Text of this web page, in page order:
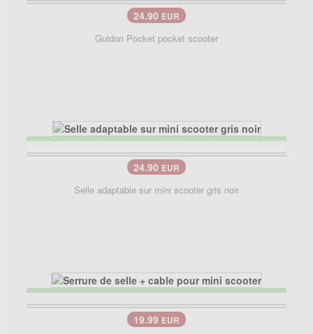
24.90 EUR
Guidon Pocket pocket scooter
24.90 EUR
Selle adaptable sur mini scooter gris noir
19.99 EUR